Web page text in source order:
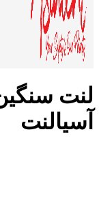
لنت
آسیالنت